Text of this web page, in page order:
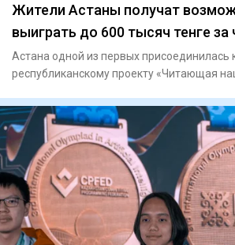
Жители Астаны получат
выиграть до 600 тысяч тенге за
Астана одной из первых присоединилась
республиканскому проекту «Читающая